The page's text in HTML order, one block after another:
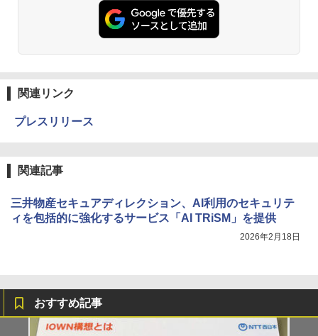
関連リンク
プレスリリース
関連記事
三井物産セキュアディレクション、AI利用のセキュリテ
ィを包括的に強化するサービス「AI TRiSM」を提供
2026年2月18日
おすすめ記事